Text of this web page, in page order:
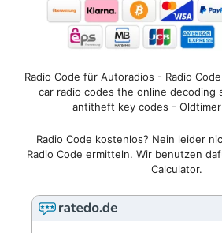
Radio Code für Autoradios - Radio
car radio codes the online decoding
antitheft key codes - Oldtimer
Radio Code kostenlos? Nein leider
Radio Code ermitteln. Wir benutzen
Calculator.